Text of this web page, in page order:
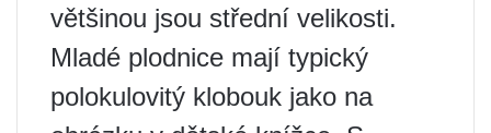
většinou jsou střední velikosti.
Mladé plodnice mají typický
polokulovitý klobouk jako na